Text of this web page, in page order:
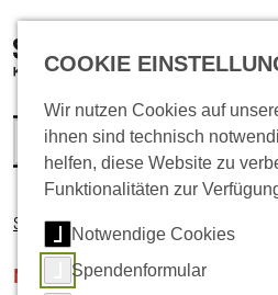
Startseite Musik
Navigation für die Rubrik:
Musik
COOKIE
Wir nutzen Cookies auf
ihnen sind technisch
helfen, diese Website zu
Funktionalitäten zur
Notwendige Cookies
Spendenformular